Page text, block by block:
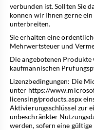
verbunden ist. Sollten Sie
können wir Ihnen gerne
unterbreiten.
Sie erhalten eine
Mehrwertsteuer und
Die angebotenen
kaufmännischen
Lizenzbedingungen: Die
unter https://
licensing/products.aspx
Aktivierungsschlüssel zur
unbeschränkter
werden, sofern eine